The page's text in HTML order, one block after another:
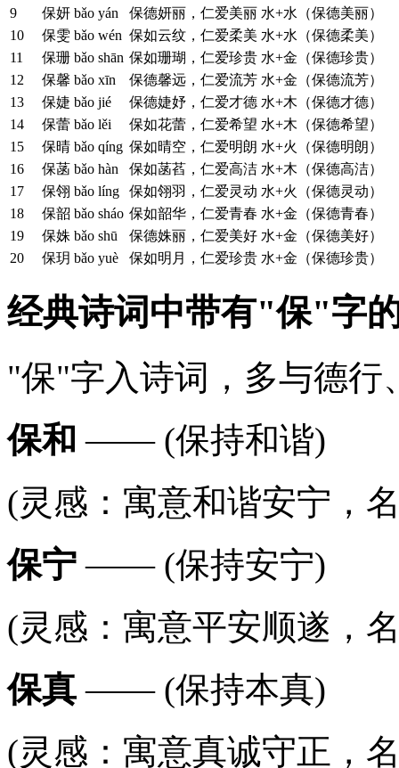
9
保妍 bǎo yán 保德妍丽，仁爱美丽 水+水（保德美丽）
10
保雯 bǎo wén 保如云纹，仁爱柔美 水+水（保德柔美）
11
保珊 bǎo shān 保如珊瑚，仁爱珍贵 水+金（保德珍贵）
12
保馨 bǎo xīn 保德馨远，仁爱流芳 水+金（保德流芳）
13
保婕 bǎo jié 保德婕妤，仁爱才德 水+木（保德才德）
14
保蕾 bǎo lěi 保如花蕾，仁爱希望 水+木（保德希望）
15
保晴 bǎo qíng 保如晴空，仁爱明朗 水+火（保德明朗）
16
保菡 bǎo hàn 保如菡萏，仁爱高洁 水+木（保德高洁）
17
保翎 bǎo líng 保如翎羽，仁爱灵动 水+火（保德灵动）
18
保韶 bǎo sháo 保如韶华，仁爱青春 水+金（保德青春）
19
保姝 bǎo shū 保德姝丽，仁爱美好 水+金（保德美好）
20
保玥 bǎo yuè 保如明月，仁爱珍贵 水+金（保德珍贵）
经典诗词中带有"保"字
"保"字入诗词，多与德行
保和 —— (保持和谐)
(灵感：寓意和谐安宁，
保宁 —— (保持安宁)
(灵感：寓意平安顺遂，
保真 —— (保持本真)
(灵感：寓意真诚守正，